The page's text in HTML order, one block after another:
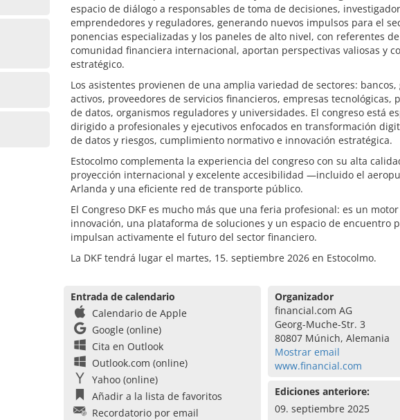
espacio de diálogo a responsables de toma de decisiones,
emprendedores y reguladores, generando nuevos impulsos para el
ponencias especializadas y los paneles de alto nivel, con referentes
comunidad financiera internacional, aportan perspectivas valiosas y
estratégico.
Los asistentes provienen de una amplia variedad de sectores: bancos,
activos, proveedores de servicios financieros, empresas tecnológicas,
de datos, organismos reguladores y universidades. El congreso está
dirigido a profesionales y ejecutivos enfocados en transformación
de datos y riesgos, cumplimiento normativo e innovación estratégica.
Estocolmo complementa la experiencia del congreso con su alta
proyección internacional y excelente accesibilidad —incluido el
Arlanda y una eficiente red de transporte público.
El Congreso DKF es mucho más que una feria profesional: es un
innovación, una plataforma de soluciones y un espacio de encuentro
impulsan activamente el futuro del sector financiero.
La DKF tendrá lugar el martes, 15. septiembre 2026 en Estocolmo.
Entrada de calendario
Calendario de Apple
Google (online)
Cita en Outlook
Outlook.com (online)
Yahoo (online)
Añadir a la lista de favoritos
Recordatorio por email
Organizador
financial.com AG
Georg-Muche-Str. 3
80807 Múnich, Alemania
Mostrar email
www.financial.com
Ediciones anteriore:
09. septiembre 2025